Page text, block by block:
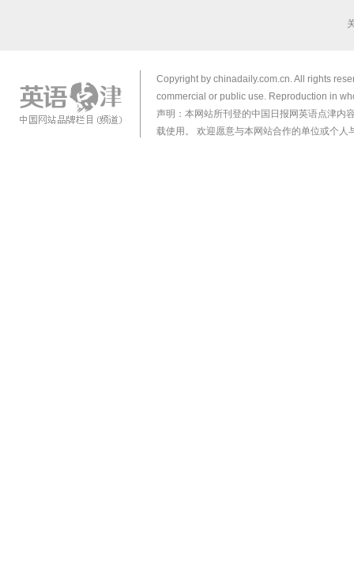
Copyright by chinadaily.com.cn. All rights
commercial or public use. Reproduction in
声明：本网站所刊登的中国日报网英语点津内
载使用。 欢迎愿意与本网站合作的单位或个人